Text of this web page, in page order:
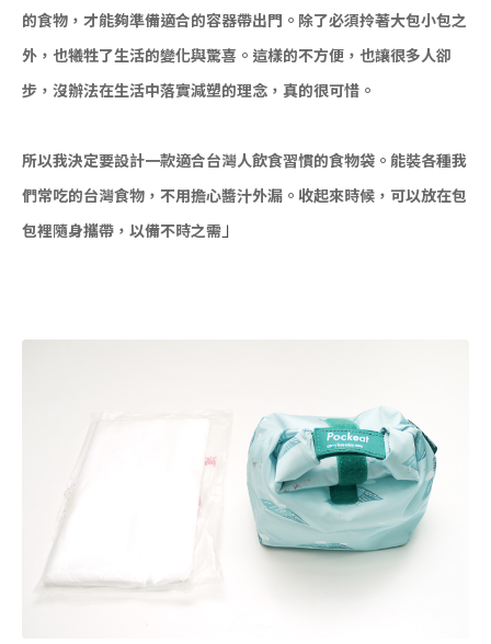
的食物，才能夠準備適合的容器帶出門。除了必須拎著大包小包之
外，也犧牲了生活的變化與驚喜。這樣的不方便，也讓很多人卻
步，沒辦法在生活中落實減塑的理念，真的很可惜。
所以我決定要設計一款適合台灣人飲食習慣的食物袋。能裝各種我
們常吃的台灣食物，不用擔心醬汁外漏。收起來時候，可以放在包
包裡隨身攜帶，以備不時之需 」